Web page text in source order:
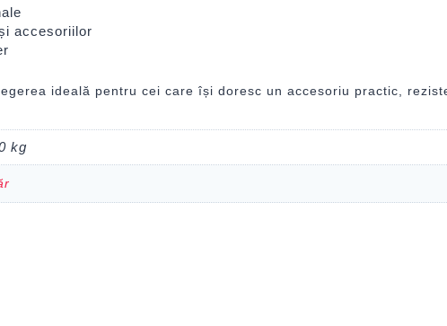
accesoriilor
ideală pentru cei care își doresc un accesoriu practic,
kg